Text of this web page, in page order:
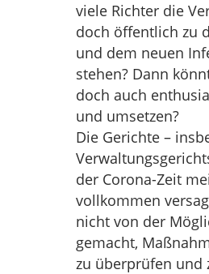
viele Richter die
doch öffentlich zu
und dem neuen
stehen? Dann
doch auch
und umsetzen?
Die Gerichte –
der Corona-Zeit
vollkommen
nicht von der
gemacht,
zu überprüfen und